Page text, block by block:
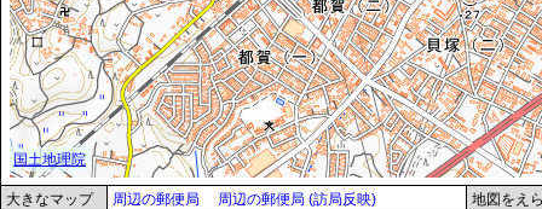
大きなマップ 周辺の郵便局 周辺の郵便局 (訪局反映) 地図をえ